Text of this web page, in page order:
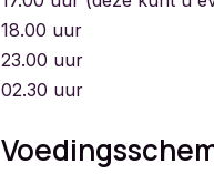
18.00 uur
23.00 uur
02.30 uur